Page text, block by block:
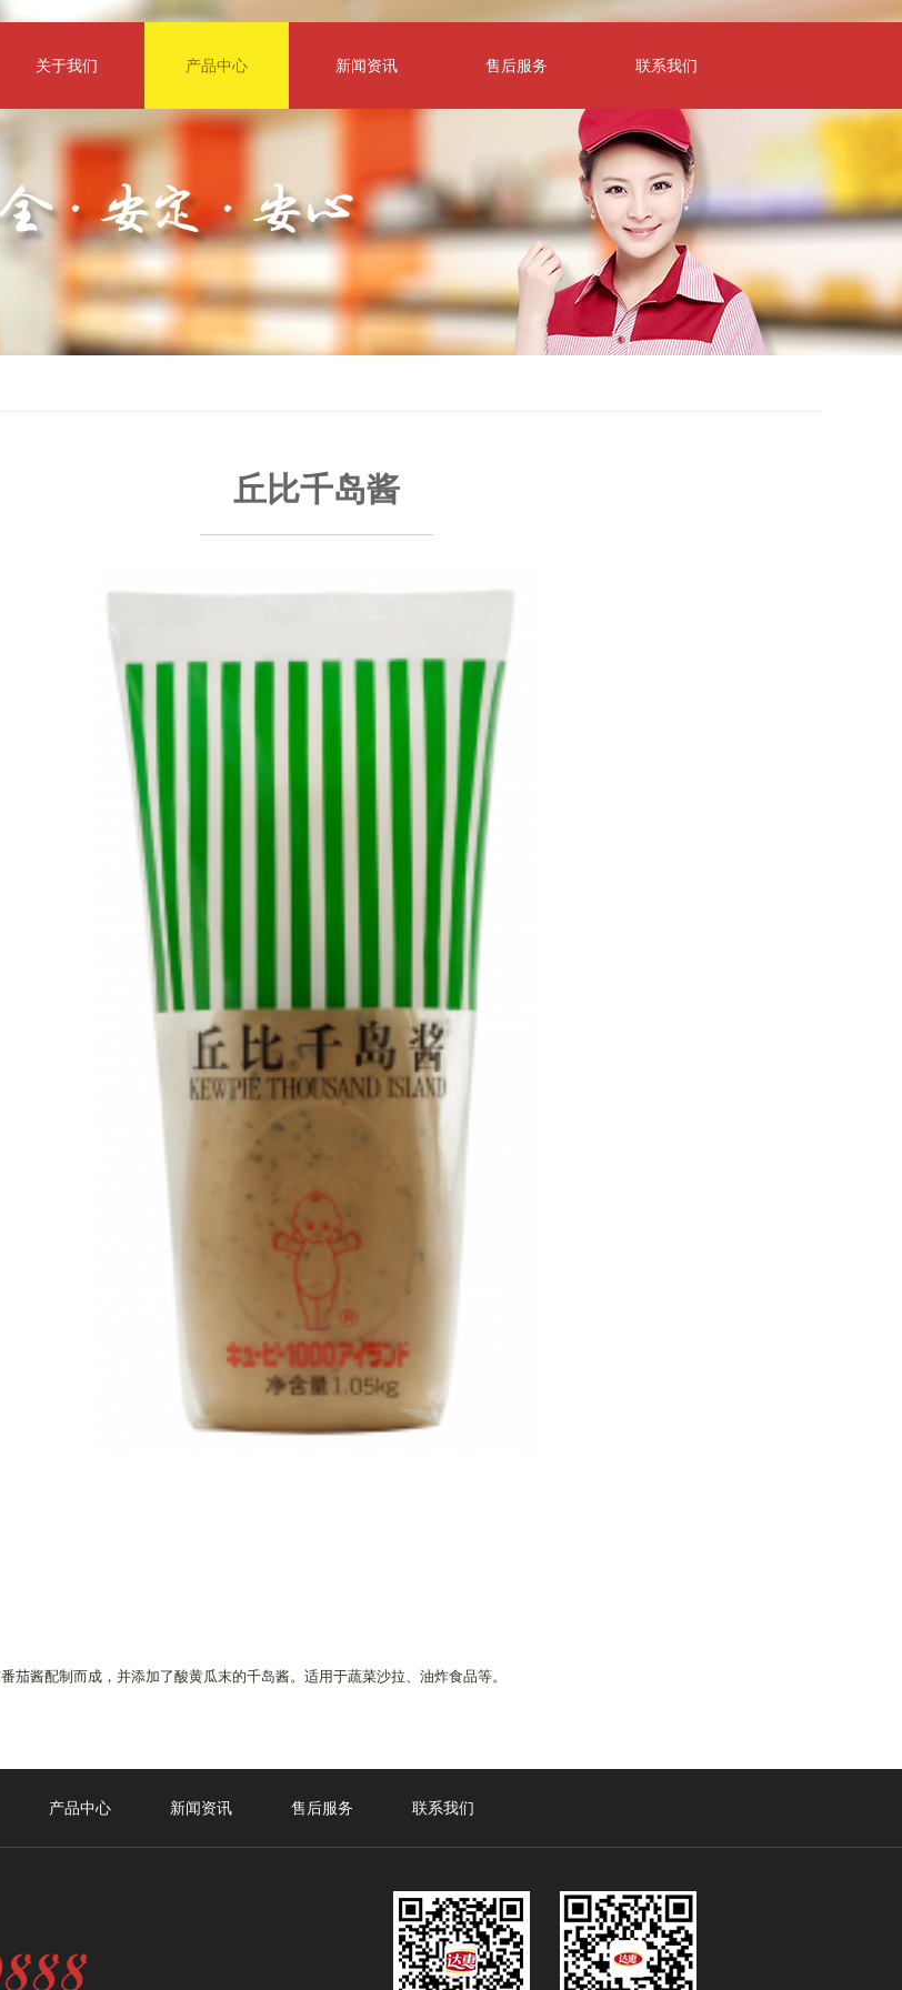
关于我们 产品中心 新闻资讯 售后服务 联系我们
丘比千岛酱
茄酱配制而成，并添加了酸黄瓜末的千岛酱。适用于蔬菜沙拉、油炸食品等。
产品中心 新闻资讯 售后服务 联系我们